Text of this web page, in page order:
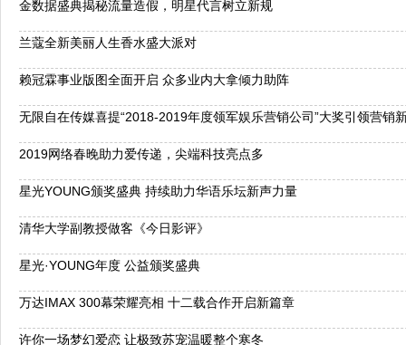
金数据盛典揭秘流量造假，明星代言树立新规
兰蔻全新美丽人生香水盛大派对
赖冠霖事业版图全面开启 众多业内大拿倾力助阵
无限自在传媒喜提“2018-2019年度领军娱乐营销公司”大奖引领营销
2019网络春晚助力爱传递，尖端科技亮点多
星光YOUNG颁奖盛典 持续助力华语乐坛新声力量
清华大学副教授做客《今日影评》
星光·YOUNG年度 公益颁奖盛典
万达IMAX 300幕荣耀亮相 十二载合作开启新篇章
许你一场梦幻爱恋 让极致苏宠温暖整个寒冬